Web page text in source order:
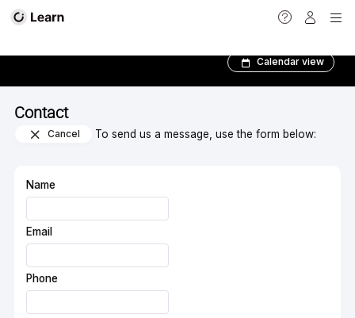
Calendar view
Contact
Cancel To send us a message, use the form below:
Name
Email
Phone